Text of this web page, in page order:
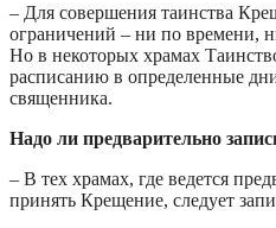
– Для совершения таинства
ограничений – ни по времени,
Но в некоторых храмах
расписанию в определенные
священника.
Надо ли предварительно
– В тех храмах, где ведется
принять Крещение, следует